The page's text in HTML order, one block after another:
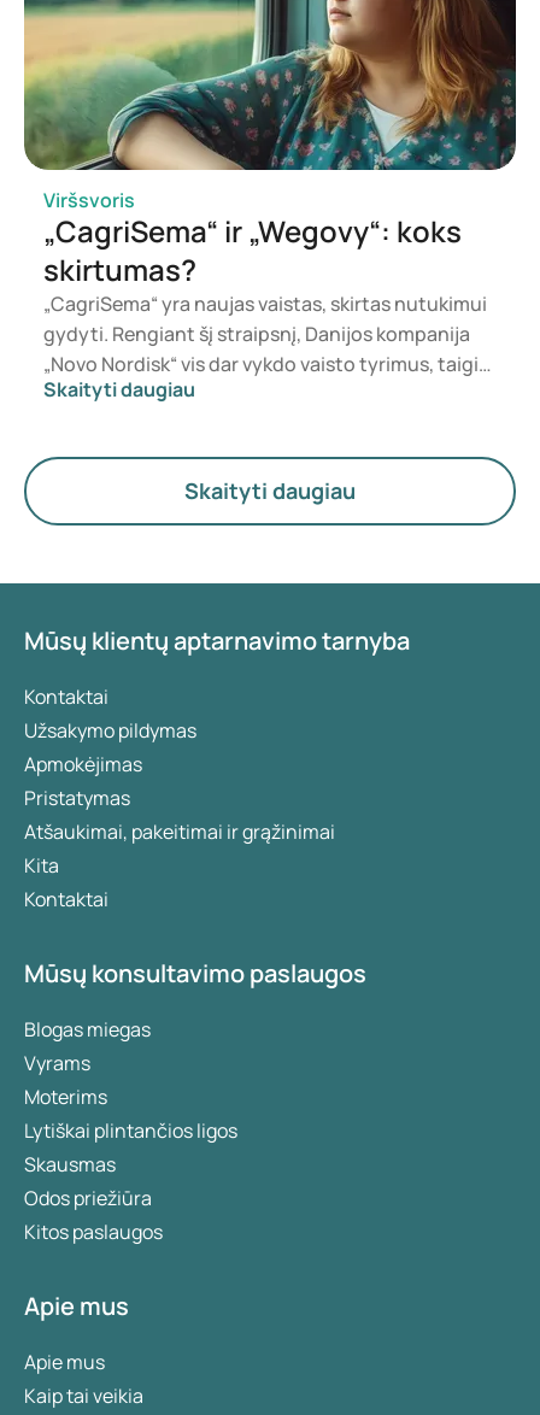
taip pat turi privalumų norintiems sulieknėti ir
išlaikyti svorį. Šiame straipsnyje aptariame abu
vaistus, jų poveikį svoriui, pagrindinius skirtumus
ir šalutinius poveikius.
Viršsvoris
„CagriSema“ ir „Wegovy“: koks
skirtumas?
„CagriSema“ yra naujas vaistas, skirtas nutukimui
gydyti. Rengiant šį straipsnį, Danijos kompanija
„Novo Nordisk“ vis dar vykdo vaisto tyrimus, taigi
jo dar negalima įsigyti. Tačiau kuo jis skiriasi nuo
vaistai skirti padėti mesti svorį, tačiau jų poveikis
skiriasi. Šiame straipsnyje išsamiau apžvelgsime,
kaip kiekvienas vaistas veikia ir kokie yra
Skaityti daugiau
Skaityti daugiau
Mūsų klientų aptarnavimo tarnyba
Kontaktai
Užsakymo pildymas
Apmokėjimas
Pristatymas
Atšaukimai, pakeitimai ir grąžinimai
Kita
Kontaktai
Mūsų konsultavimo paslaugos
Blogas miegas
Vyrams
Moterims
Lytiškai plintančios ligos
Skausmas
Odos priežiūra
Kitos paslaugos
Apie mus
Apie mus
Kaip tai veikia